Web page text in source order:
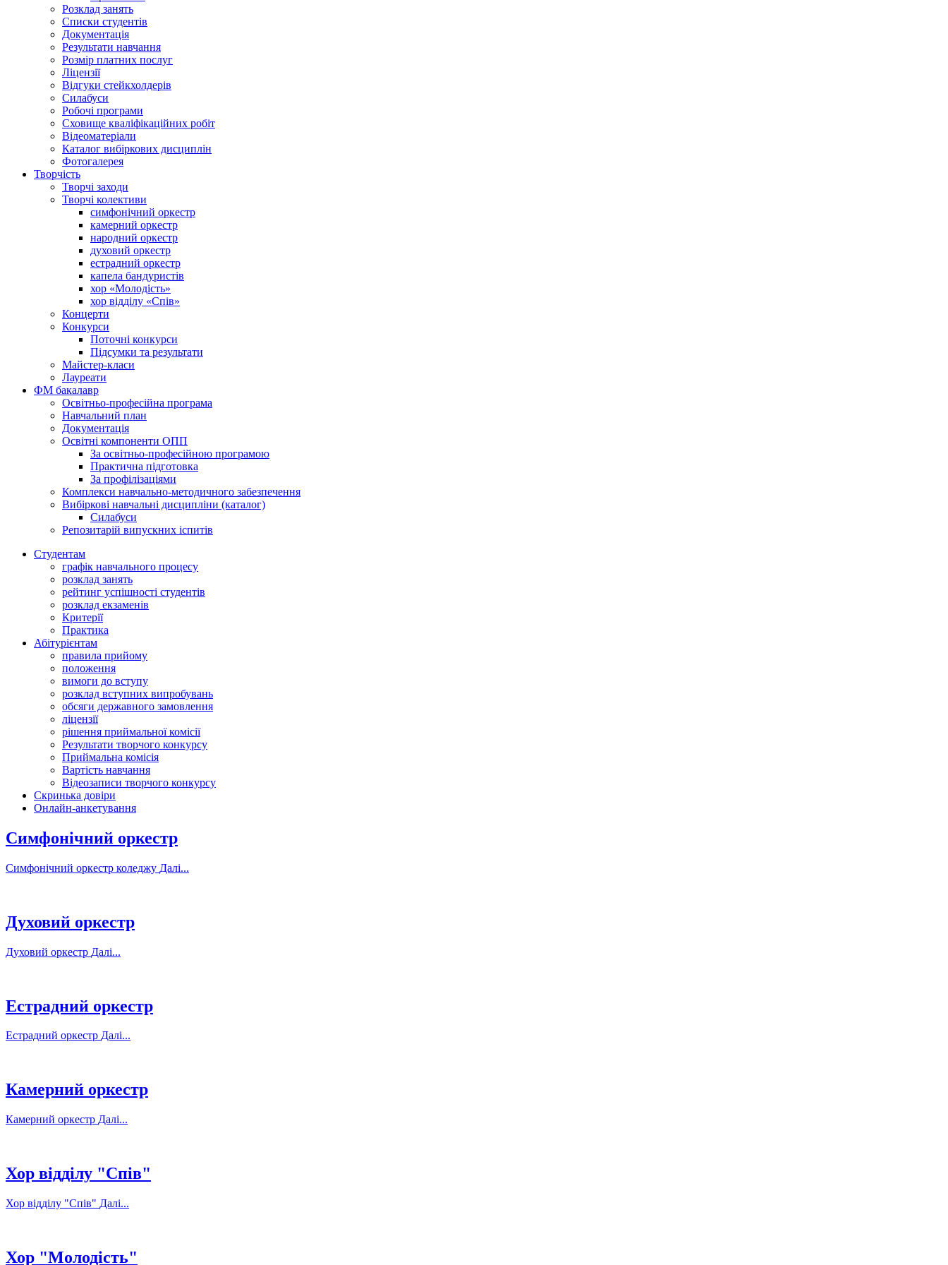
Розклад занять
Списки студентів
Документація
Результати навчання
Розмір платних послуг
Ліцензії
Відгуки стейкхолдерів
Силабуси
Робочі програми
Сховище кваліфікаційних робіт
Відеоматеріали
Каталог вибіркових дисциплін
Фотогалерея
Творчість
Творчі заходи
Творчі колективи
симфонічний оркестр
камерний оркестр
народний оркестр
духовий оркестр
естрадний оркестр
капела бандуристів
хор «Молодість»
хор відділу «Спів»
Концерти
Конкурси
Поточні конкурси
Підсумки та результати
Майстер-класи
Лауреати
ФМ бакалавр
Освітньо-професійна програма
Навчальний план
Документація
Освітні компоненти ОПП
За освітньо-професійною програмою
Практична підготовка
За профілізаціями
Комплекси навчально-методичного забезпечення
Вибіркові навчальні дисципліни (каталог)
Силабуси
Репозитарій випускних іспитів
Студентам
графік навчального процесу
розклад занять
рейтинг успішності студентів
розклад екзаменів
Критерії
Практика
Абітурієнтам
правила прийому
положення
вимоги до вступу
розклад вступних випробувань
обсяги державного замовлення
ліцензії
рішення приймальної комісії
Результати творчого конкурсу
Приймальна комісія
Вартість навчання
Відеозаписи творчого конкурсу
Скринька довіри
Онлайн-анкетування
Симфонічний оркестр
Симфонічний оркестр коледжу Далі...
Духовий оркестр
Духовий оркестр Далі...
Естрадний оркестр
Естрадний оркестр Далі...
Камерний оркестр
Камерний оркестр Далі...
Хор відділу "Спів"
Хор відділу "Спів" Далі...
Хор "Молодість"